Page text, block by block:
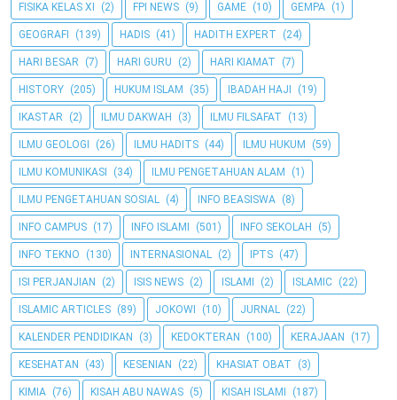
FISIKA KELAS XI (2) FPI NEWS (9) GAME (10) GEMPA (1)
GEOGRAFI (139) HADIS (41) HADITH EXPERT (24)
HARI BESAR (7) HARI GURU (2) HARI KIAMAT (7)
HISTORY (205) HUKUM ISLAM (35) IBADAH HAJI (19)
IKASTAR (2) ILMU DAKWAH (3) ILMU FILSAFAT (13)
ILMU GEOLOGI (26) ILMU HADITS (44) ILMU HUKUM (59)
ILMU KOMUNIKASI (34) ILMU PENGETAHUAN ALAM (1)
ILMU PENGETAHUAN SOSIAL (4) INFO BEASISWA (8)
INFO CAMPUS (17) INFO ISLAMI (501) INFO SEKOLAH (5)
INFO TEKNO (130) INTERNASIONAL (2) IPTS (47)
ISI PERJANJIAN (2) ISIS NEWS (2) ISLAMI (2) ISLAMIC (22)
ISLAMIC ARTICLES (89) JOKOWI (10) JURNAL (22)
KALENDER PENDIDIKAN (3) KEDOKTERAN (100) KERAJAAN (17)
KESEHATAN (43) KESENIAN (22) KHASIAT OBAT (3)
KIMIA (76) KISAH ABU NAWAS (5) KISAH ISLAMI (187)